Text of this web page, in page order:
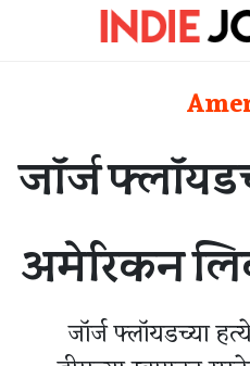
जॉर्ज
अमेरिकन
जॉर्ज फ्लॉयडच्या